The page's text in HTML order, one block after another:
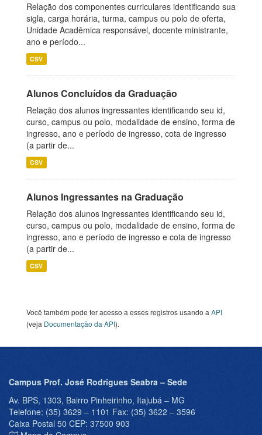
Relação dos componentes curriculares identificando sua
sigla, carga horária, turma, campus ou polo de oferta,
Unidade Acadêmica responsável, docente ministrante,
ano e período...
CSV
Alunos Concluídos da Graduação
Relação dos alunos ingressantes identificando seu id,
curso, campus ou polo, modalidade de ensino, forma de
ingresso, ano e período de ingresso, cota de ingresso
(a partir de...
CSV
Alunos Ingressantes na Graduação
Relação dos alunos ingressantes identificando seu id,
curso, campus ou polo, modalidade de ensino, forma de
ingresso, ano e período de ingresso e cota de ingresso
(a partir de...
CSV
Você também pode ter acesso a esses registros usando a API
(veja Documentação da API).
Campus Prof. José Rodrigues Seabra – Sede
Av. BPS, 1303, Bairro Pinheirinho, Itajubá – MG
Telefone: (35) 3629 – 1101 Fax: (35) 3622 – 3596
Caixa Postal 50 CEP: 37500 903